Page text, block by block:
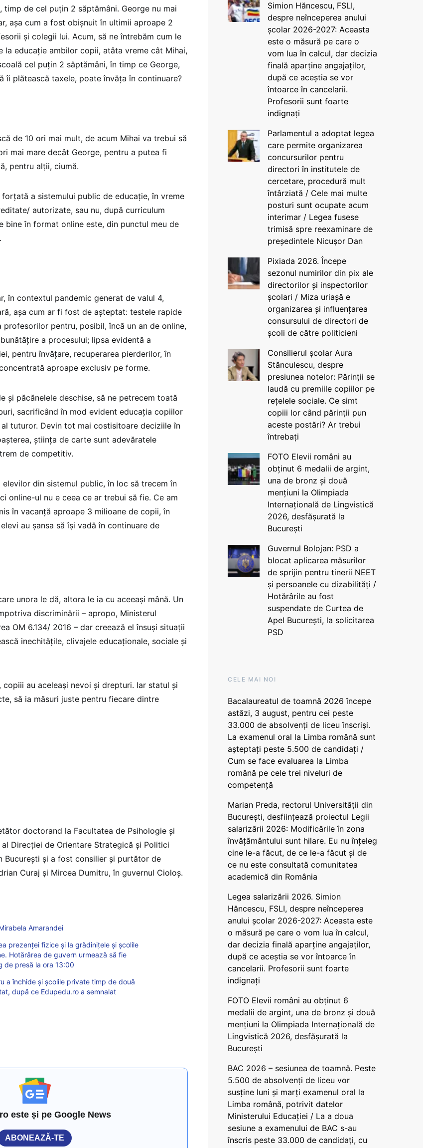
de cel puțin 2 săptămâni. George nu mai
așa cum a fost obișnuit în ultimii aproape 2
și colegii lui. Acum, să ne întrebăm cum le
la educație ambilor copii, atâta vreme cât Mihai,
cel puțin 2 săptămâni, în timp ce George,
îi plătească taxele, poate învăța în continuare?
de 10 ori mai mult, de acum Mihai va trebui să
mai mare decât George, pentru a putea fi
pentru alții, ciumă.
a sistemului public de educație, în vreme
autorizate, sau nu, după curriculum
bine în format online este, din punctul meu de
în contextul pandemic generat de valul 4,
așa cum ar fi fost de așteptat: testele rapide
profesorilor pentru, posibil, încă un an de online,
a procesului; lipsa evidentă a
pentru învățare, recuperarea pierderilor, în
aproape exclusiv pe forme.
și păcănelele deschise, să ne petrecem toată
sacrificând în mod evident educația copiilor
tuturor. Devin tot mai costisitoare deciziile în
știința de carte sunt adevăratele
de competitiv.
din sistemul public, în loc să trecem în
online-ul nu e ceea ce ar trebui să fie. Ce am
în vacanță aproape 3 milioane de copii, în
au șansa să își vadă în continuare de
unora le dă, altora le ia cu aceeași mână. Un
discriminării – apropo, Ministerul
OM 6.134/ 2016 – dar creează el însuși situații
inechitățile, clivajele educaționale, sociale și
au aceleași nevoi și drepturi. Iar statul și
să ia măsuri juste pentru fiecare dintre
doctorand la Facultatea de Psihologie și
Direcției de Orientare Strategică și Politici
București și a fost consilier și purtător de
Curaj și Mircea Dumitru, în guvernul Cioloș.
Amarandei
prezenței fizice și la grădinițele și școlile
Hotărârea de guvern urmează să fie
de presă la ora 13:00
a închide și școlile private timp de două
după ce Edupedu.ro a semnalat
este și pe Google News
ABONEAZĂ-TE
Simion Hăncescu, FSLI,
despre neînceperea anului
școlar 2026-2027: Aceasta
este o măsură pe care o
vom lua în calcul, dar decizia
finală aparține angajaților,
după ce aceștia se vor
întoarce în cancelarii.
Profesorii sunt foarte
indignați
Parlamentul a adoptat legea
care permite organizarea
concursurilor pentru
directori în institutele de
cercetare, procedură mult
întârziată / Cele mai multe
posturi sunt ocupate acum
interimar / Legea fusese
trimisă spre reexaminare de
președintele Nicușor Dan
Pixiada 2026. Începe
sezonul numirilor din pix ale
directorilor și inspectorilor
școlari / Miza uriașă e
organizarea și influențarea
consursului de directori de
școli de către politicieni
Consilierul școlar Aura
Stănculescu, despre
presiunea notelor: Părinții se
laudă cu premiile copiilor pe
rețelele sociale. Ce simt
copiii lor când părinții pun
aceste postări? Ar trebui
întrebați
FOTO Elevii români au
obținut 6 medalii de argint,
una de bronz și două
mențiuni la Olimpiada
Internațională de Lingvistică
2026, desfășurată la
București
Guvernul Bolojan: PSD a
blocat aplicarea măsurilor
de sprijin pentru tinerii NEET
și persoanele cu dizabilități /
Hotărârile au fost
suspendate de Curtea de
Apel București, la solicitarea
PSD
CELE MAI NOI
Bacalaureatul de toamnă 2026 începe
astăzi, 3 august, pentru cei peste
33.000 de absolvenți de liceu înscriși.
La examenul oral la Limba română sunt
așteptați peste 5.500 de candidați /
Cum se face evaluarea la Limba
română pe cele trei niveluri de
competență
Marian Preda, rectorul Universității din
București, desființează proiectul Legii
salarizării 2026: Modificările în zona
învățământului sunt hilare. Eu nu înțeleg
cine le-a făcut, de ce le-a făcut și de
ce nu este consultată comunitatea
academică din România
Legea salarizării 2026. Simion
Hăncescu, FSLI, despre neînceperea
anului școlar 2026-2027: Aceasta este
o măsură pe care o vom lua în calcul,
dar decizia finală aparține angajaților,
după ce aceștia se vor întoarce în
cancelarii. Profesorii sunt foarte
indignați
FOTO Elevii români au obținut 6
medalii de argint, una de bronz și două
mențiuni la Olimpiada Internațională de
Lingvistică 2026, desfășurată la
București
BAC 2026 – sesiunea de toamnă. Peste
5.500 de absolvenți de liceu vor
susține luni și marți examenul oral la
Limba română, potrivit datelor
Ministerului Educației / La a doua
sesiune a examenului de BAC s-au
înscris peste 33.000 de candidați, cu